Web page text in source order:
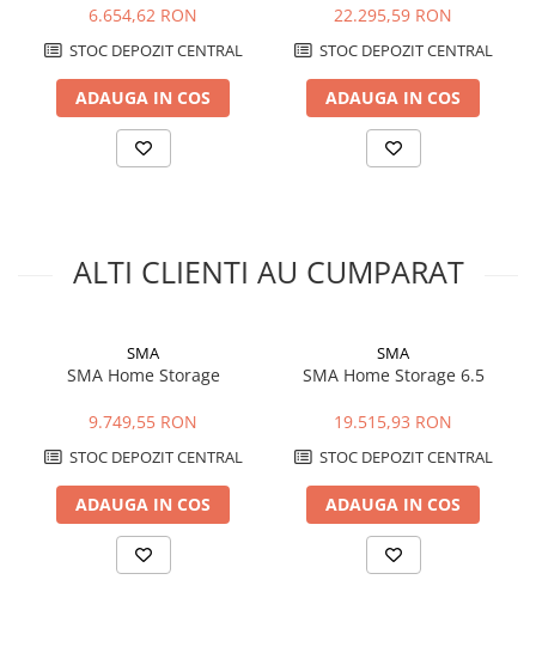
Intrebari frecvente
Capacitatea energetica utilizabila este de 16,40 kWh, masurata in
conditiile de testare specificate de producator.
Ce tehnologie de celule foloseste?
Sistemul foloseste tehnologie litiu fier fosfat, cunoscuta si ca
Cu ce tip de invertor poate fi utilizata?
Poate fi montata la exterior?
Carcasa are protectie IP65, insa amplasarea trebuie aleasa
Care este capacitatea utilizabila a bateriei?
conditiile de testare specificate de producator.
6.654,62 RON
STOC DEPOZIT CENTRAL
ADAUGA IN COS
22.295,59 RON
STOC DEPOZIT CENTRAL
ADAUGA IN COS
ALTI CLIENTI AU CUMPARAT
SMA
SMA Home Storage
9.749,55 RON
STOC DEPOZIT CENTRAL
ADAUGA IN COS
SMA
SMA Home Storage 6.5
19.515,93 RON
STOC DEPOZIT CENTRAL
ADAUGA IN COS